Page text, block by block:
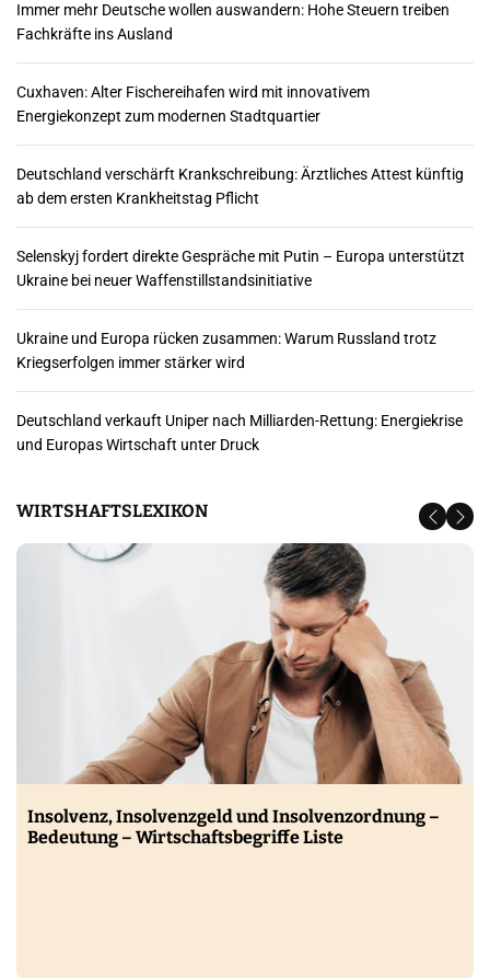
Immer mehr Deutsche wollen auswandern: Hohe Steuern treiben
Fachkräfte ins Ausland
Cuxhaven: Alter Fischereihafen wird mit innovativem
Energiekonzept zum modernen Stadtquartier
Deutschland verschärft Krankschreibung: Ärztliches Attest künftig
ab dem ersten Krankheitstag Pflicht
Selenskyj fordert direkte Gespräche mit Putin – Europa unterstützt
Ukraine bei neuer Waffenstillstandsinitiative
Ukraine und Europa rücken zusammen: Warum Russland trotz
Kriegserfolgen immer stärker wird
Deutschland verkauft Uniper nach Milliarden-Rettung: Energiekrise
und Europas Wirtschaft unter Druck
WIRTSHAFTSLEXIKON
Insolvenz, Insolvenzgeld und Insolvenzordnung –
Bedeutung – Wirtschaftsbegriffe Liste